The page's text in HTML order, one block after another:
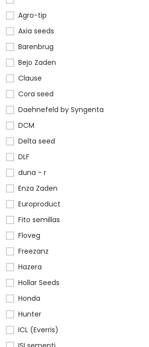
Agro-tip
Axia seeds
Barenbrug
Bejo Zaden
Clause
Cora seed
Daehnefeld by Syngenta
DCM
Delta seed
DLF
duna - r
Enza Zaden
Europroduct
Fito semillas
Floveg
Freezanz
Hazera
Hollar Seeds
Honda
Hunter
ICL (Everris)